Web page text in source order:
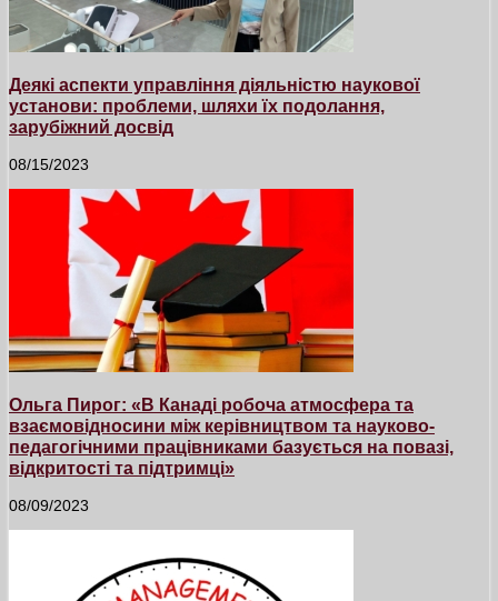
Деякі аспекти управління діяльністю наукової
установи: проблеми, шляхи їх подолання,
зарубіжний досвід
08/15/2023
Ольга Пирог: «В Канаді робоча атмосфера та
взаємовідносини між керівництвом та науково-
педагогічними працівниками базується на повазі,
відкритості та підтримці»
08/09/2023